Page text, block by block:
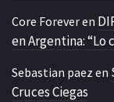
Core Foreveren
en Argentina: “Lo
Sebastian paez en
Cruces Ciegas